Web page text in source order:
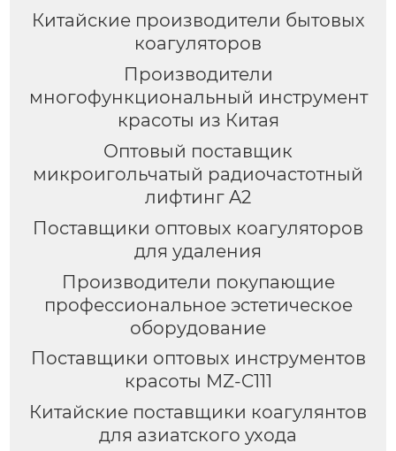
Китайские производители бытовых
коагуляторов
Производители
многофункциональный инструмент
красоты из Китая
Оптовый поставщик
микроигольчатый радиочастотный
лифтинг A2
Поставщики оптовых коагуляторов
для удаления
Производители покупающие
профессиональное эстетическое
оборудование
Поставщики оптовых инструментов
красоты MZ-C111
Китайские поставщики коагулянтов
для азиатского ухода